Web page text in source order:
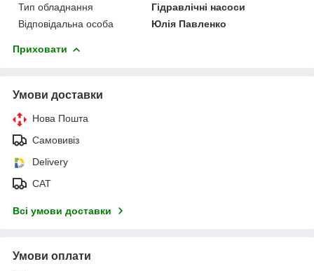
Тип обладнання
Гідравлічні насоси
Відповідальна особа
Юлія Павленко
Приховати
Умови доставки
Нова Пошта
Самовивіз
Delivery
САТ
Всі умови доставки
Умови оплати